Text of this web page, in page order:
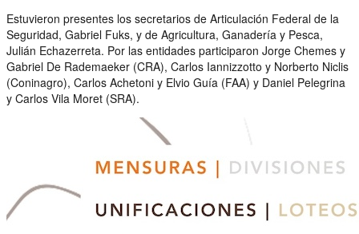
Estuvieron presentes los secretarios de Articulación Federal de la
Seguridad, Gabriel Fuks, y de Agricultura, Ganadería y Pesca,
Julián Echazerreta. Por las entidades participaron Jorge Chemes y
Gabriel De Rademaeker (CRA), Carlos Iannizzotto y Norberto Niclis
(Coninagro), Carlos Achetoni y Elvio Guía (FAA) y Daniel Pelegrina
y Carlos Vila Moret (SRA).